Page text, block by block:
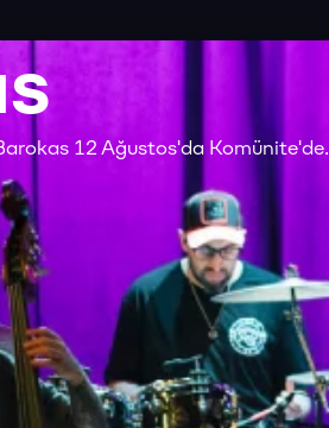
12 Ağustos'da Komünite'de.